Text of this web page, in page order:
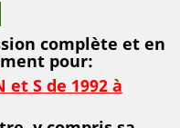
complète et en
pour:
et S de 1992 à